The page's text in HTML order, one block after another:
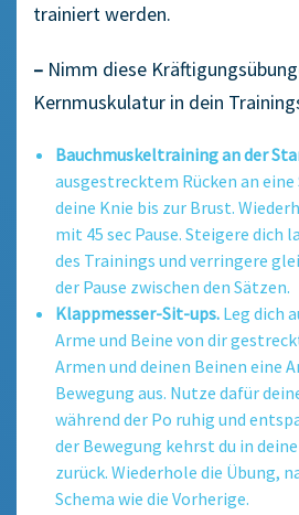
trainiert werden.
– Nimm diese
Kernmuskulatur in dein
Bauchmuskeltraining an der
ausgestrecktem Rücken an eine
deine Knie bis zur Brust.
mit 45 sec Pause. Steigere dich
des Trainings und verringere
der Pause zwischen den Sätzen.
Klappmesser-Sit-ups. Leg dich
Arme und Beine von dir
Armen und deinen Beinen eine
Bewegung aus. Nutze dafür
während der Po ruhig und
der Bewegung kehrst du in
zurück. Wiederhole die Übung,
Schema wie die Vorherige.